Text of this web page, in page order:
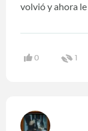
volvió y ahora
0 1